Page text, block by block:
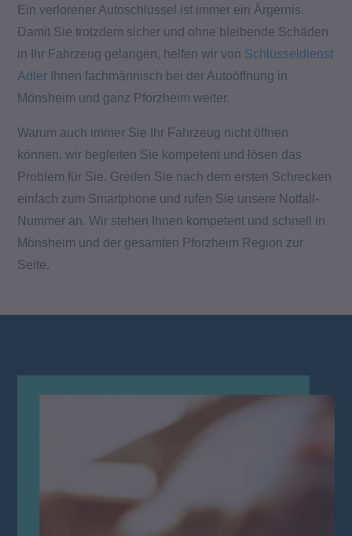
Ein verlorener Autoschlüssel ist immer ein Ärgernis.
Damit Sie trotzdem sicher und ohne bleibende Schäden
in Ihr Fahrzeug gelangen, helfen wir von Schlüsseldienst
Adler Ihnen fachmännisch bei der Autoöffnung in
Mönsheim und ganz Pforzheim weiter.
Warum auch immer Sie Ihr Fahrzeug nicht öffnen
können, wir begleiten Sie kompetent und lösen das
Problem für Sie. Greifen Sie nach dem ersten Schrecken
einfach zum Smartphone und rufen Sie unsere Notfall-
Nummer an. Wir stehen Ihnen kompetent und schnell in
Mönsheim und der gesamten Pforzheim Region zur
Seite.